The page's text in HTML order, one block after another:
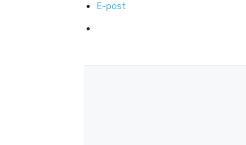
E-post